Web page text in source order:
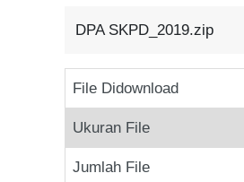
DPA SKPD_2019.zip
File Didownload
Ukuran File
Jumlah File